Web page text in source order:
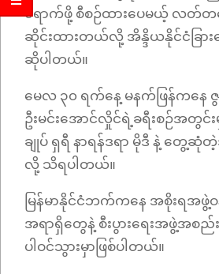
ရောက်ဖို့ စီစဉ်ထားပေမယ့် လတ်တ
ဆိုင်းထားတယ်လို့ အိန္ဒိယနိုင်ငံခြား
ဆိုပါတယ်။
မေလ ၃၀ ရက်နေ့ မနက်ဖြန်ကန
ဦးမင်းအောင်လှိုင်ရဲ့ခရီးစဉ်အတွင်း
ချုပ် ရှရီ နာရန်ဒရာ မိုဒီ နဲ့ တွေ့
လို့ သိရပါတယ်။
မြန်မာနိုင်ငံဘက်ကနေ အစိုးရအဖွဲ့ဝ
အရာရှိတွေနဲ့ စီးပွားရေးအဖွဲ့အစည်
ပါဝင်သွားမှာဖြစ်ပါတယ်။